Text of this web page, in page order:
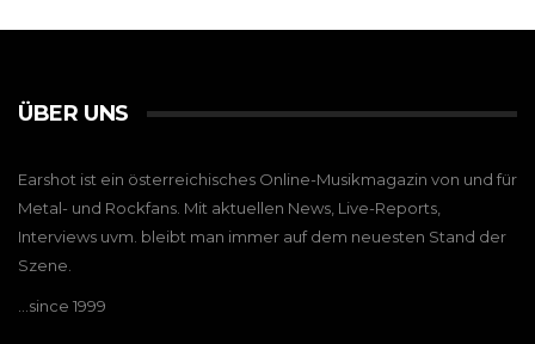
ÜBER UNS
Earshot ist ein österreichisches Online-Musikmagazin von und für
Metal- und Rockfans. Mit aktuellen News, Live-Reports,
Interviews uvm. bleibt man immer auf dem neuesten Stand der
Szene.
…since 1999